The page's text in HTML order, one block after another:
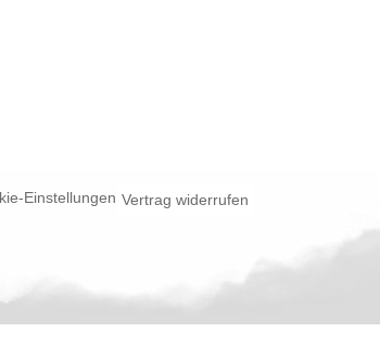
Einstellungen Vertrag widerrufen